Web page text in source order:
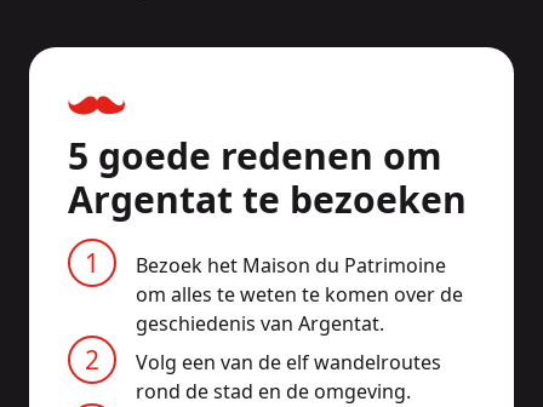
5 goede redenen om
Argentat te bezoeken
Bezoek het Maison du Patrimoine
om alles te weten te komen over de
geschiedenis van Argentat.
Volg een van de elf wandelroutes
rond de stad en de omgeving.